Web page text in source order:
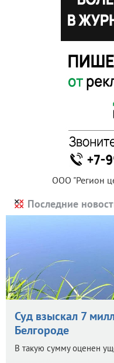
ООО "Регион
Последние
Суд взыскал 7
Белгороде
В такую сумму оценен